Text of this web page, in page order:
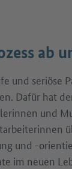
ab
und
Dafür hat
und
und -
im neuen